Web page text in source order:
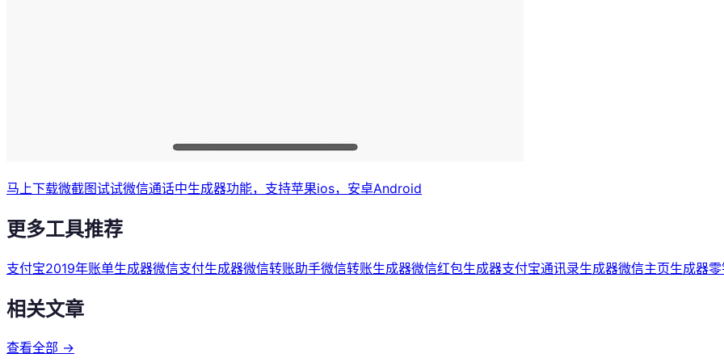
马上下载微截图试试微信通话中生成器功能，支持苹果ios，安卓Android
更多工具推荐
支付宝2019年账单生成器微信支付生成器微信转账助手微信转账生成器微信红包生成器支付宝通讯录生成器微信主页生成器
相关文章
查看全部 →